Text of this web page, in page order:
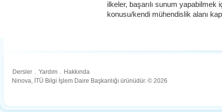
ilkeler, başarılı sunum
konusu/kendi mühendislik alanı
Dersler . Yardım . Hakkında
Ninova, İTÜ Bilgi İşlem Daire Başkanlığı ürünüdür. © 2026